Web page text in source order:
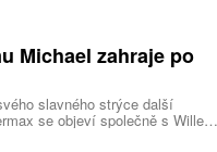
Michael zahraje po
slavného strýce další
se objeví společně s Willem
o jeho postavě zatím tvůrci